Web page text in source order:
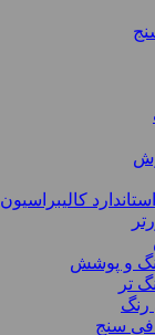
کالیبراسیون
و پوشش
تر
سنج